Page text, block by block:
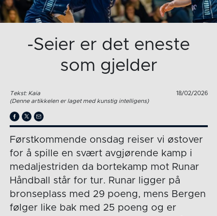
-Seier er det eneste
som gjelder
Tekst: Kaia
18/02/2026
(Denne artikkelen er laget med kunstig intelligens)
Førstkommende onsdag reiser vi østover
for å spille en svært avgjørende kamp i
medaljestriden da bortekamp mot Runar
Håndball står for tur. Runar ligger på
bronseplass med 29 poeng, mens Bergen
følger like bak med 25 poeng og er